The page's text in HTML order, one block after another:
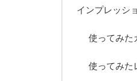
インプレッシ
使ってみた
使ってみた